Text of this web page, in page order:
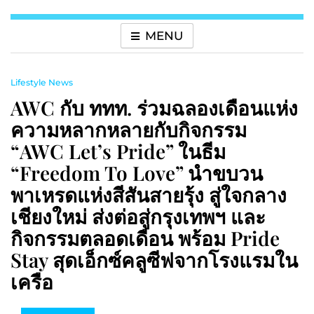
MENU
Lifestyle News
AWC กับ ททท. ร่วมฉลองเดือนแห่ง
ความหลากหลายกับกิจกรรม
“AWC Let’s Pride” ในธีม
“Freedom To Love” นำขบวน
พาเหรดแห่งสีสันสายรุ้ง สู่ใจกลาง
เชียงใหม่ ส่งต่อสู่กรุงเทพฯ และ
กิจกรรมตลอดเดือน พร้อม Pride
Stay สุดเอ็กซ์คลูซีฟจากโรงแรมใน
เครือ